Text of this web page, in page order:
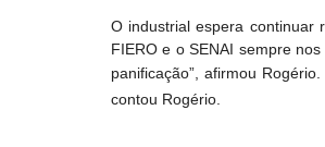
O industrial espera continuar
FIERO e o SENAI sempre
panificação”, afirmou
contou Rogério.